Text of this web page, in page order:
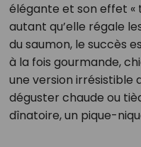
élégante et son effet «
autant qu’elle régale
du saumon, le succès
à la fois gourmande,
une version irrésistible
déguster chaude ou
dînatoire, un pique-